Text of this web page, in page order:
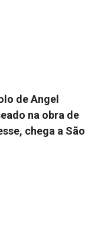
de Angel
na obra de
chega a São